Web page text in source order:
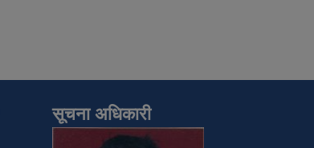
सूचना अधिकारी